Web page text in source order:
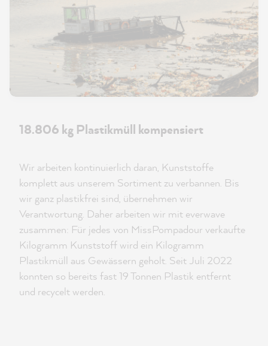
18.806 kg Plastikmüll kompensiert
Wir arbeiten kontinuierlich daran, Kunststoffe
komplett aus unserem Sortiment zu verbannen. Bis
wir ganz plastikfrei sind, übernehmen wir
Verantwortung. Daher arbeiten wir mit everwave
zusammen: Für jedes von MissPompadour verkaufte
Kilogramm Kunststoff wird ein Kilogramm
Plastikmüll aus Gewässern geholt. Seit Juli 2022
konnten so bereits fast 19 Tonnen Plastik entfernt
und recycelt werden.